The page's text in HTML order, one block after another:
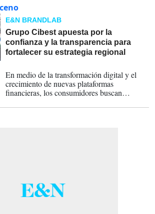
E&N BRANDLAB
Grupo Cibest apuesta por la
confianza y la transparencia para
fortalecer su estrategia regional
En medio de la transformación digital y el
crecimiento de nuevas plataformas
financieras, los consumidores buscan
transparencia y estabilidad en el largo plazo